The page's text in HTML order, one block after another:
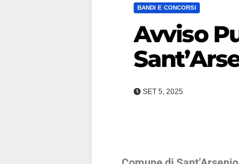
BANDI E CONCORSI
Avviso
SET 5, 2025